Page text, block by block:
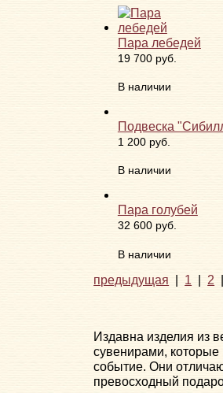
Пара лебедей
19 700 руб.
В наличии
Подвеска
1 200 руб.
В наличии
Пара голубей
32 600 руб.
В наличии
предыдущая | 1 | 2
Издавна изделия из
сувенирами, которые
событие. Они
превосходный